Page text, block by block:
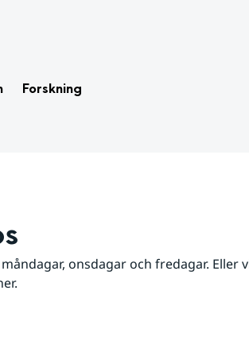
Forskning
onsdagar och fredagar. Eller